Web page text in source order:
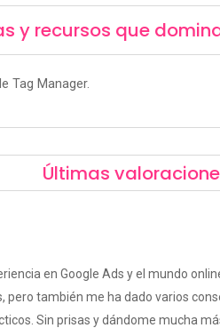
y recursos que
Tag Manager.
Últimas
en Google Ads y el mundo
pero también me ha dado varios
Sin prisas y dándome mucha